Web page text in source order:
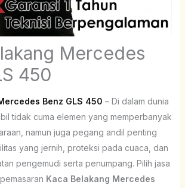
Mercedes
450
Benz GLS 450 – Di dalam dunia
tidak cuma elemen yang memperbanyak
namun juga pegang andil penting
yang jernih, proteksi pada cuaca, dan
pengemudi serta penumpang. Pilih jasa
Kaca Belakang Mercedes